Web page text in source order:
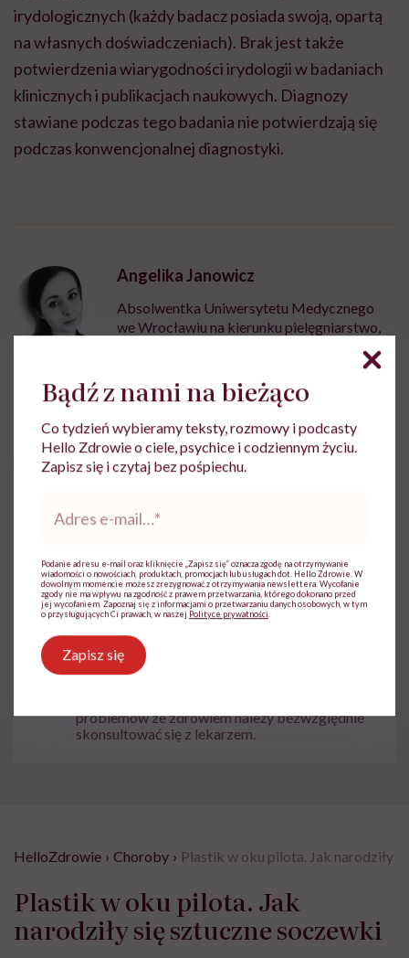
irydologicznych (każdy badacz posiada swoją, opartą
na własnych doświadczeniach). Brak jest także
potwierdzenia wiarygodności irydologii w badaniach
klinicznych i publikacjach naukowych. Diagnozy
stawiane podczas tego badania nie potwierdzają się
podczas konwencjonalnej diagnostyki.
Angelika Janowicz
Absolwentka Uniwersytetu Medycznego
we Wrocławiu na kierunku pielęgniarstwo,
od 6 lat związaną z niezwykłym światem
Zobacz profil
Udostępnij
Medycyna Zdrowe oczy
i
Treści zawarte w serwisie mają wyłącznie
problemów ze zdrowiem należy bezwzględnie
skonsultować się z lekarzem.
HelloZdrowie › Choroby › Plastik w oku pilota. Jak narodziły
Plastik w oku pilota. Jak
narodziły się sztuczne soczewki
Bądź z nami na bieżąco
Co tydzień wybieramy teksty, rozmowy i podcasty
Hello Zdrowie o ciele, psychice i codziennym życiu.
Zapisz się i czytaj bez pośpiechu.
mail*
Podanie adresu e-mail oraz kliknięcie „Zapisz się” oznacza zgodę na otrzymywanie
wiadomości o nowościach, produktach, promocjach lub usługach dot. Hello Zdrowie. W
dowolnym momencie możesz zrezygnować z otrzymywania newslettera. Wycofanie
zgody nie ma wpływu na zgodność z prawem przetwarzania, którego dokonano przed
jej wycofaniem. Zapoznaj się z informacjami o przetwarzaniu danych osobowych, w tym
o przysługujących Ci prawach, w naszej Polityce prywatności
Zapisz się